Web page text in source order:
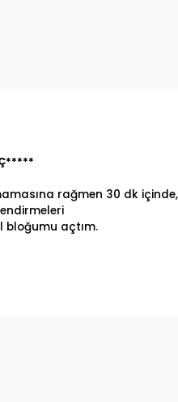
rağmen 30 dk içinde,
bloğumu açtım.